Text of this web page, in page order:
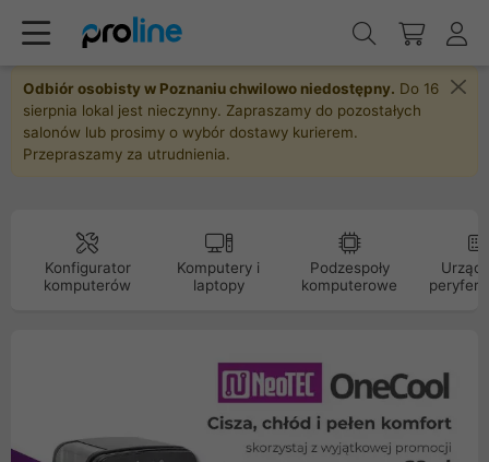
Odbiór osobisty w Poznaniu chwilowo niedostępny. Do 16
sierpnia lokal jest nieczynny. Zapraszamy do pozostałych
salonów lub prosimy o wybór dostawy kurierem.
Przepraszamy za utrudnienia.
Konfigurator
komputerów
Komputery i
laptopy
Podzespoły
komputerowe